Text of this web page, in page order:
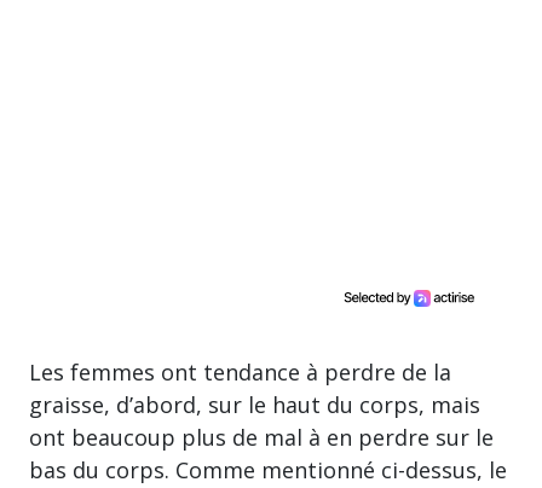
Les femmes ont tendance à perdre de la
graisse, d’abord, sur le haut du corps, mais
ont beaucoup plus de mal à en perdre sur le
bas du corps. Comme mentionné ci-dessus, le